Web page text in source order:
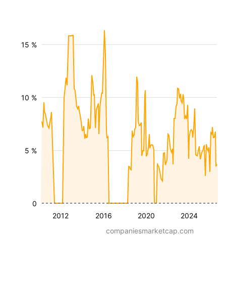
2012 2016 2020 2024
5 %
10 %
15 %
0
companiesmarketcap.com